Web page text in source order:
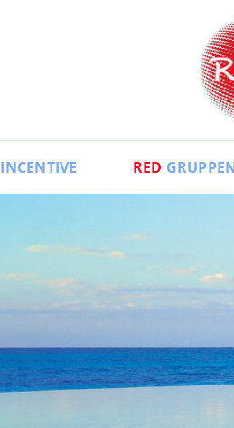
INCENTIVE RED